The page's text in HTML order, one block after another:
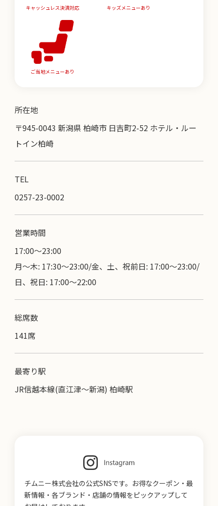
キャッシュレス決済対応 キッズメニューあり
ご当地メニューあり
所在地
〒945-0043 新潟県 柏崎市 日吉町2-52 ホテル・ルー
トイン柏崎
TEL
0257-23-0002
営業時間
17:00〜23:00
月～木: 17:30～23:00/金、土、祝前日: 17:00～23:00/
日、祝日: 17:00～22:00
総席数
141席
最寄り駅
JR信越本線(直江津～新潟) 柏崎駅
チムニー株式会社の公式SNSです。お得なクーポン・最
新情報・各ブランド・店舗の情報をピックアップして